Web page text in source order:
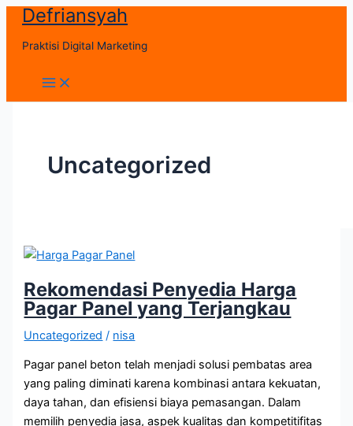
Skip
content
Defriansyah
Praktisi Digital Marketing
Main
Menu
Uncategorized
Rekomendasi Penyedia Harga
Pagar Panel yang Terjangkau
Uncategorized / nisa
Pagar panel beton telah menjadi solusi pembatas area
yang paling diminati karena kombinasi antara kekuatan,
daya tahan, dan efisiensi biaya pemasangan. Dalam
memilih penyedia jasa, aspek kualitas dan kompetitifitas